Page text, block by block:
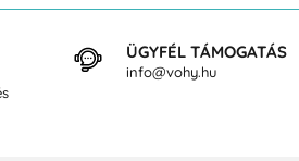
ÜGYFÉL TÁMOGATÁS
info@vohy.hu